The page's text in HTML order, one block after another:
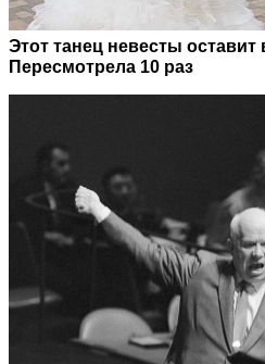
Этот танец невесты оставит
Пересмотрела 10 раз